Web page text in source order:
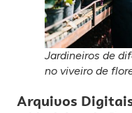
Jardineiros de
no viveiro de
Arquivos